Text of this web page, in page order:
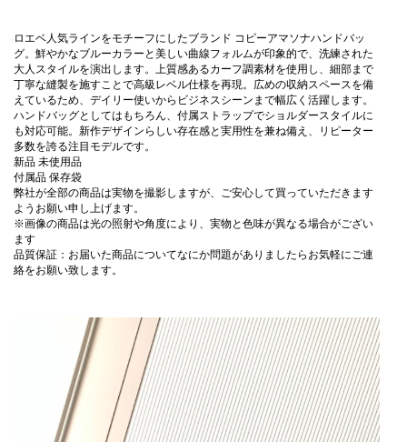
ロエベ人気ラインをモチーフにしたブランド コピーアマソナハンドバッ
グ。鮮やかなブルーカラーと美しい曲線フォルムが印象的で、洗練された
大人スタイルを演出します。上質感あるカーフ調素材を使用し、細部まで
丁寧な縫製を施すことで高級レベル仕様を再現。広めの収納スペースを備
えているため、デイリー使いからビジネスシーンまで幅広く活躍します。
ハンドバッグとしてはもちろん、付属ストラップでショルダースタイルに
も対応可能。新作デザインらしい存在感と実用性を兼ね備え、リピーター
多数を誇る注目モデルです。
新品 未使用品
付属品 保存袋
弊社が全部の商品は実物を撮影しますが、ご安心して買っていただきます
ようお願い申し上げます。
※画像の商品は光の照射や角度により、実物と色味が異なる場合がござい
ます
品質保証：お届いた商品についてなにか問題がありましたらお気軽にご連
絡をお願い致します。